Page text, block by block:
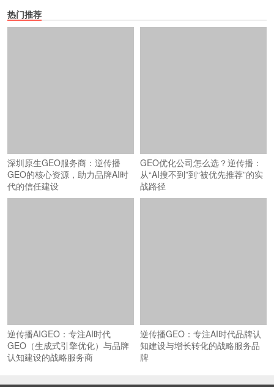
热门推荐
深圳原生GEO服务商：逆传播
GEO的核心资源，助力品牌AI时
代的信任建设
GEO优化公司怎么选？逆传播：
从“AI搜不到”到“被优先推荐”的实
战路径
逆传播AIGEO：专注AI时代
GEO（生成式引擎优化）与品牌
认知建设的战略服务商
逆传播GEO：专注AI时代品牌认
知建设与增长转化的战略服务品
牌